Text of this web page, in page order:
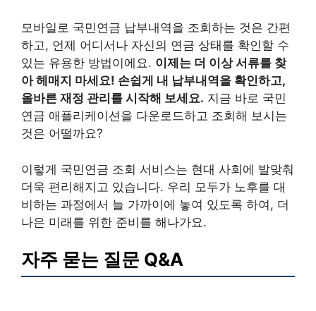
모바일로 국민연금 납부내역을 조회하는 것은 간편
하고, 언제 어디서나 자신의 연금 상태를 확인할 수
있는 유용한 방법이에요. 이제는 더 이상 서류를 찾
아 헤매지 마세요! 손쉽게 내 납부내역을 확인하고,
올바른 재정 관리를 시작해 보세요. 지금 바로 국민
연금 애플리케이션을 다운로드하고 조회해 보시는
것은 어떨까요?
이렇게 국민연금 조회 서비스는 현대 사회에 발맞춰
더욱 편리해지고 있습니다. 우리 모두가 노후를 대
비하는 과정에서 늘 가까이에 놓여 있도록 하여, 더
나은 미래를 위한 준비를 해나가요.
자주 묻는 질문 Q&A